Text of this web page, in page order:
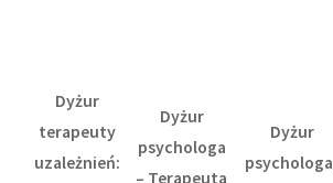
Dyżur
terapeuty
uzależnień:
Dyżur
psychologa
– Terapeuta
Dyżur